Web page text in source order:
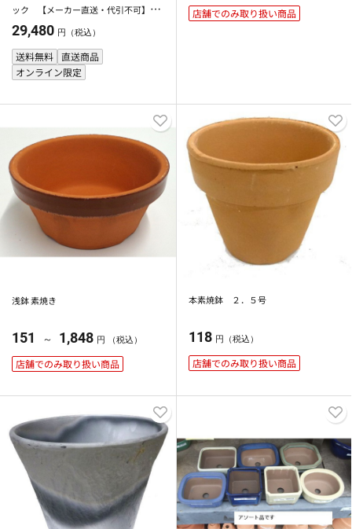
ック 【メーカー直送・代引不可】
【北海道・沖縄・離島除く】
29,480 円（税込）
送料無料 直送商品
オンライン限定
店舗でのみ取り扱い商品
浅鉢 素焼き
151 ～ 1,848 円 （税込）
店舗でのみ取り扱い商品
本素焼鉢 ２．５号
118 円（税込）
店舗でのみ取り扱い商品